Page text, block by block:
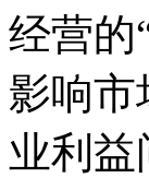
经营的
影响市
业利